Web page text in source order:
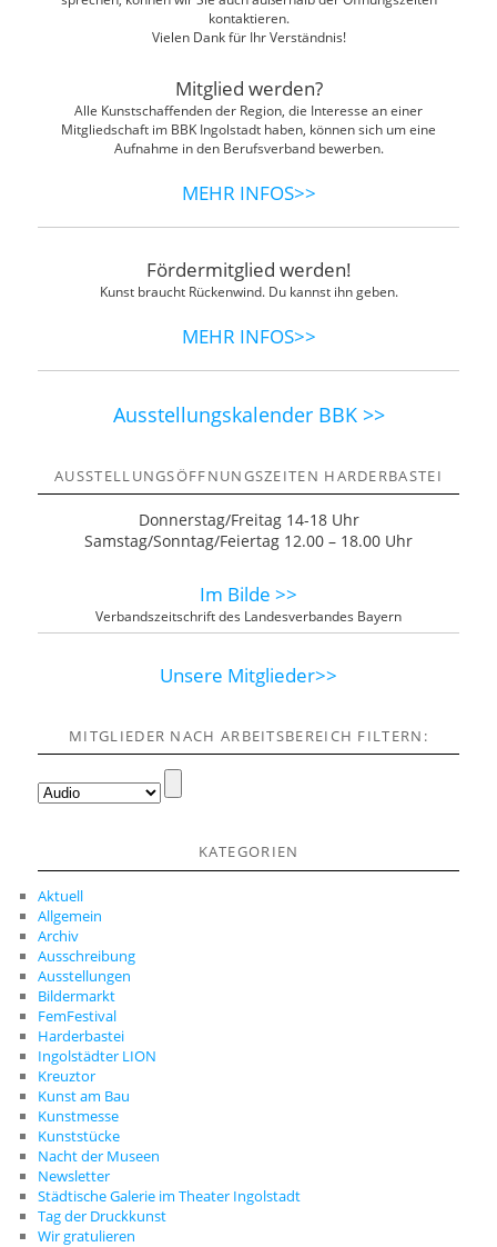
kontaktieren.
Vielen Dank für Ihr Verständnis!
Mitglied werden?
Alle Kunstschaffenden der Region, die Interesse an einer
Mitgliedschaft im BBK Ingolstadt haben, können sich um eine
Aufnahme in den Berufsverband bewerben.
MEHR INFOS>>
Fördermitglied werden!
Kunst braucht Rückenwind. Du kannst ihn geben.
MEHR INFOS>>
Ausstellungskalender BBK >>
AUSSTELLUNGSÖFFNUNGSZEITEN HARDERBASTEI
Donnerstag/Freitag 14-18 Uhr
Samstag/Sonntag/Feiertag 12.00 – 18.00 Uhr
Im Bilde >>
Verbandszeitschrift des Landesverbandes Bayern
Unsere Mitglieder>>
MITGLIEDER NACH ARBEITSBEREICH FILTERN:
KATEGORIEN
Aktuell
Allgemein
Archiv
Ausschreibung
Ausstellungen
Bildermarkt
FemFestival
Harderbastei
Ingolstädter LION
Kreuztor
Kunst am Bau
Kunstmesse
Kunststücke
Nacht der Museen
Newsletter
Städtische Galerie im Theater Ingolstadt
Tag der Druckkunst
Wir gratulieren